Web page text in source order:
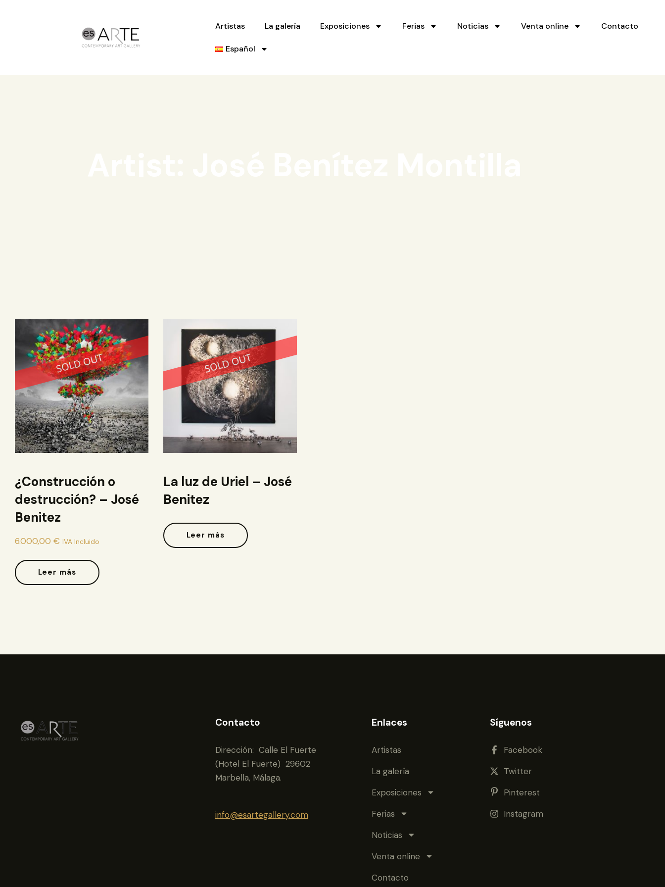
Artistas La galería Exposiciones Ferias Noticias Venta online Contacto
Español
¿Construcción o
destrucción? – José
Benitez
6.000,00 € IVA Incluido
Leer más
La luz de Uriel – José
Benitez
Leer más
Contacto
Dirección: Calle El Fuerte
(Hotel El Fuerte) 29602
Marbella, Málaga.
info@esartegallery.com
Enlaces
Artistas
La galería
Exposiciones
Ferias
Noticias
Venta online
Contacto
Síguenos
Facebook
Twitter
Pinterest
Instagram